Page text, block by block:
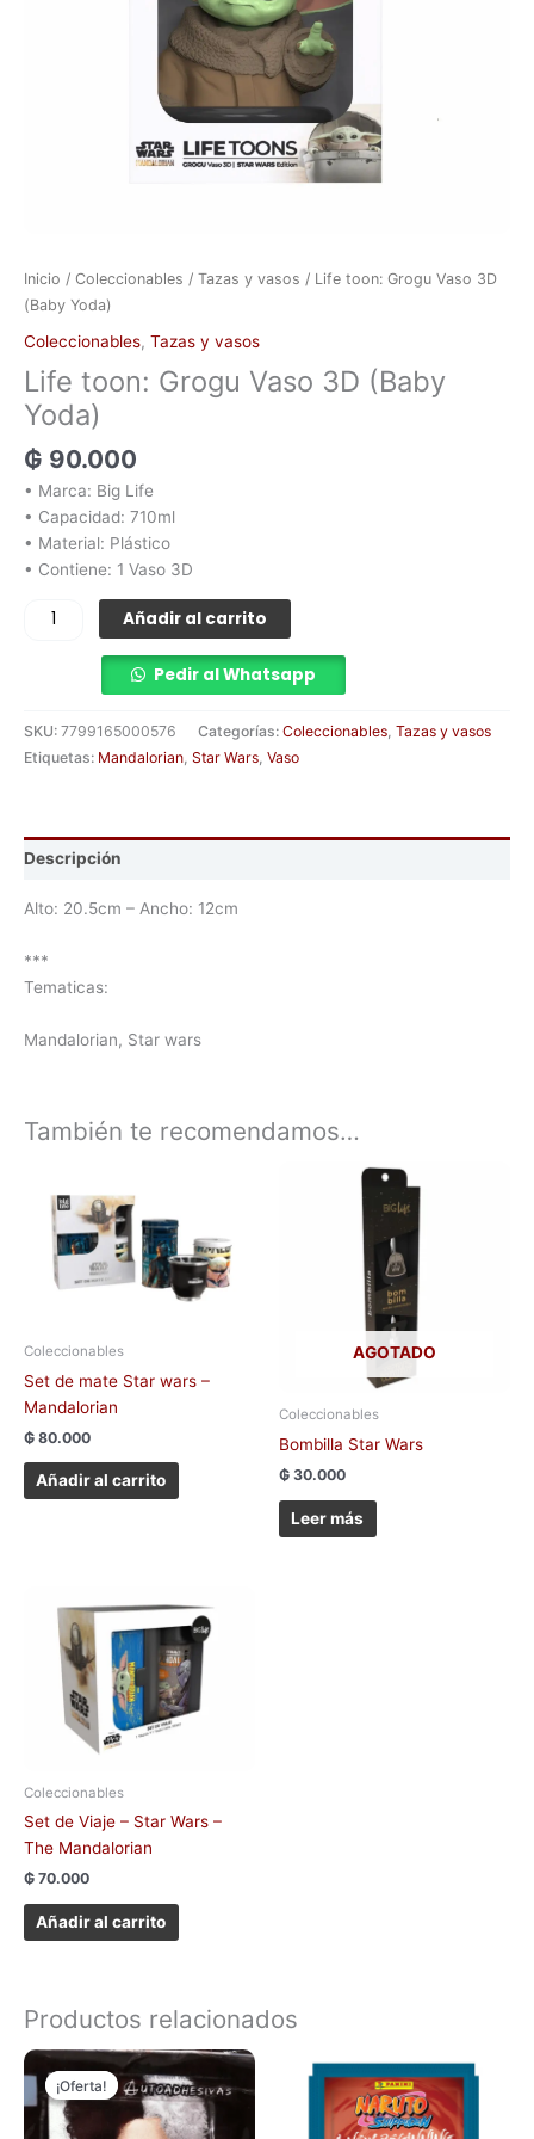
Inicio / Coleccionables / Tazas y vasos / Life toon: Grogu Vaso 3D
(Baby Yoda)
Coleccionables, Tazas y vasos
Life toon: Grogu Vaso 3D (Baby
Yoda)
₲ 90.000
• Marca: Big Life
• Capacidad: 710ml
• Material: Plástico
• Contiene: 1 Vaso 3D
Añadir al carrito
Pedir al Whatsapp
SKU: 7799165000576 Categorías: Coleccionables, Tazas y vasos
Etiquetas: Mandalorian, Star Wars, Vaso
Descripción
Alto: 20.5cm – Ancho: 12cm
***
Tematicas:
Mandalorian, Star wars
También te recomendamos…
Coleccionables
Set de mate Star wars –
Mandalorian
₲ 80.000
Añadir al carrito
AGOTADO
Coleccionables
Bombilla Star Wars
₲ 30.000
Leer más
Coleccionables
Set de Viaje – Star Wars –
The Mandalorian
₲ 70.000
Añadir al carrito
Productos relacionados
¡Oferta!
¡Oferta!
El
precio
original
₲ 5.000.
El
precio
actual
es:
₲ 2.000.